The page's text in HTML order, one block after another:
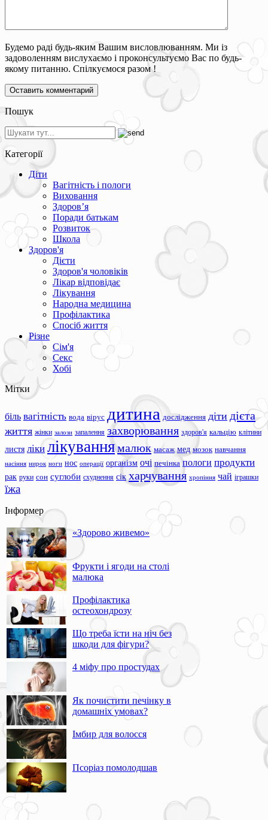
Будемо раді будь-яким Вашим висловлюванням. Ми із
задоволенням вислухаємо і проконсультуємо Вас по будь-
якому питанню. Спілкуємося разом !
Пошук
Категорії
Діти
Вагітність і пологи
Виховання
Здоров’я
Поради батькам
Розвиток
Школа
Здоров'я
Дієти
Здоров'я чоловіків
Лікар відповідає
Лікування
Народна медицина
Профілактика
Спосіб життя
Різне
Сім'я
Секс
Хобі
Мітки
біль вагітність вода вірус дитина дослідження діти дієта
життя жінки залози запалення захворювання здоров'я кальцію клітини
листя ліки лікуваннямалюк масаж мед мозок навчання
насіння нирок ноги нос операції організм очі печінка пологи продукти
рак руки сон суглоби схуднення сік харчування хропіння чай іграшки
їжа
Інформер
«Здорово живемо»
Фрукти і ягоди на столі
малюка
Профілактика
остеохондрозу
Що треба їсти на ніч без
шкоди для фігури?
4 міфу про простудах
Як почистити печінку в
домашніх умовах?
Імбир для волосся
Псоріаз помолодшав